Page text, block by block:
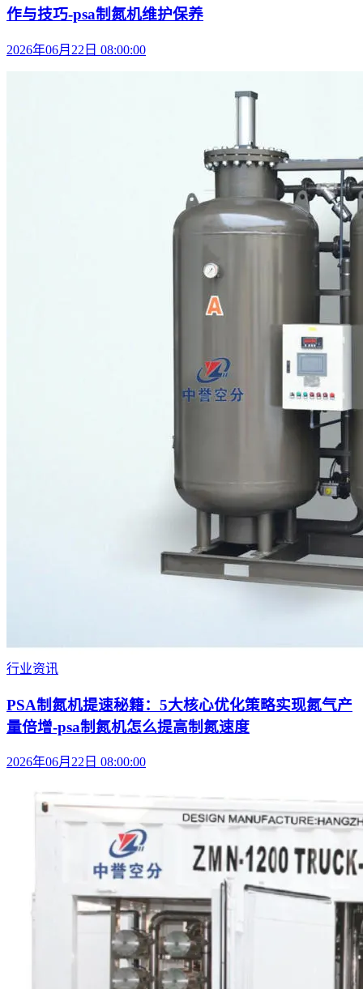
作与技巧-psa制氮机维护保养
2026年06月22日 08:00:00
行业资讯
PSA制氮机提速秘籍：5大核心优化策略实现氮气产
量倍增-psa制氮机怎么提高制氮速度
2026年06月22日 08:00:00